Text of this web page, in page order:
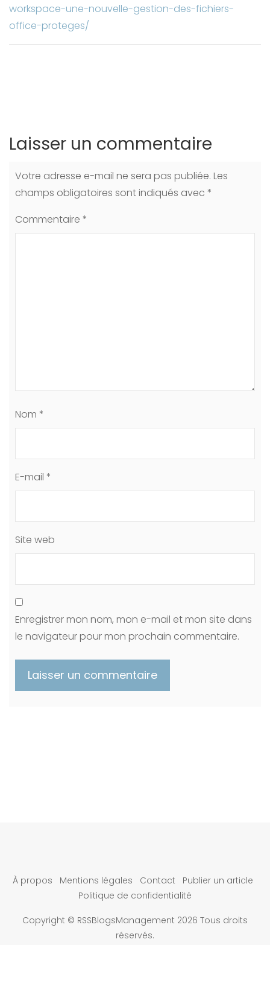
workspace-une-nouvelle-gestion-des-fichiers-
office-proteges/
Laisser un commentaire
Votre adresse e-mail ne sera pas publiée. Les
champs obligatoires sont indiqués avec *
Commentaire *
Nom *
E-mail *
Site web
Enregistrer mon nom, mon e-mail et mon site dans
le navigateur pour mon prochain commentaire.
À propos Mentions légales Contact
Publier un article
Politique de confidentialité
Copyright © RSSBlogsManagement 2026 Tous droits
réservés.